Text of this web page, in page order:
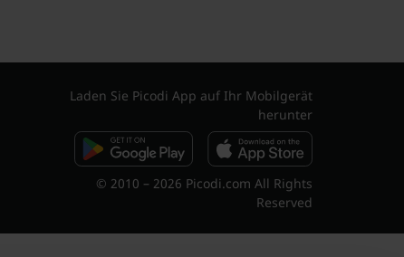
Laden Sie Picodi App auf Ihr Mobilgerät
herunter
© 2010 – 2026 Picodi.com All Rights
Reserved